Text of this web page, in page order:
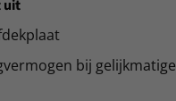
uit
bij gelijkmatige